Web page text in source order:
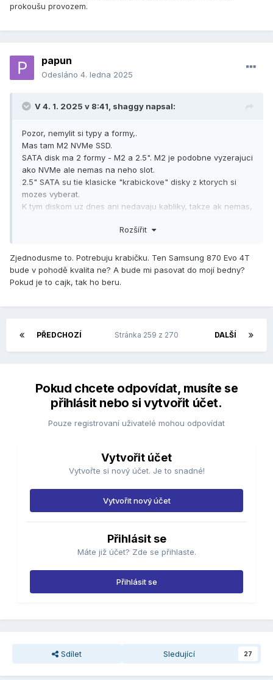
prokoušu provozem.
papun
Odesláno 4. ledna 2025
V 4. 1. 2025 v 8:41, shaggy napsal:
Pozor, nemylit si typy a formy,.
Mas tam M2 NVMe SSD.
SATA disk ma 2 formy - M2 a 2.5". M2 je podobne vyzerajuci
ako NVMe ale nemas na neho slot.
2.5" SATA su tie klasicke "krabickove" disky z ktorych si
mozes vyberat.
K tym diskom uz dnes ani nedavaju kabliky, takze ak nemas,
rozdvojku.
https://www.alza.sk/lacne-ssd-disky-2-
5/18852249.htm#f&cud=0&pg=1&pn=1&prod=&par278=2000
000--8000000&sc=330
Rozšířit
Zjednodusme to. Potrebuju krabičku. Ten Samsung 870 Evo 4T
bude v pohodě kvalita ne? A bude mi pasovat do mojí bedny?
Pokud je to cajk, tak ho beru.
PŘEDCHOZÍ DALŠÍ
Stránka 259 z 270
Pokud chcete odpovídat, musíte se
přihlásit nebo si vytvořit účet.
Pouze registrovaní uživatelé mohou odpovídat
Vytvořit účet
Vytvořte si nový účet. Je to snadné!
Vytvořit nový účet
Přihlásit se
Máte již účet? Zde se přihlaste.
Přihlásit se
Sdílet Sledující 27